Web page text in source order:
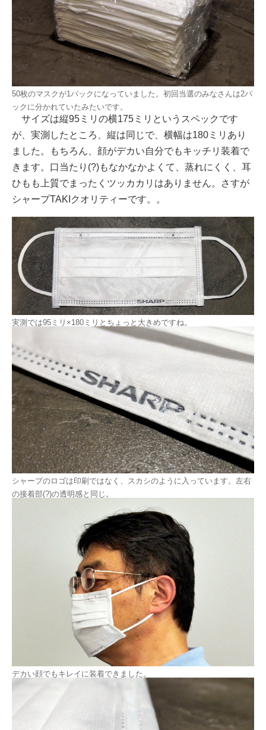
50枚のマスクが1パックになっていました。初回当選のみなさんは2パ
ックに分かれていたみたいです。
サイズは縦95ミリの横175ミリというスペックです
が、実測したところ、縦は同じで、横幅は180ミリあり
ました。もちろん、顔がデカい自分でもキッチリ装着で
きます。口当たり(?)もなかなかよくて、蒸れにくく、耳
ひもも上質でまったくツッカカリはありません。さすが
シャープTAKIクオリティーです。。
実測では95ミリ×180ミリとちょっと大きめですね。
シャープのロゴは印刷ではなく、スカシのように入っています。左右
の接着部(?)の透明感と同じ。
デカい顔でもキレイに装着できました。